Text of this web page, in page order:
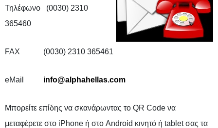
Τηλέφωνο (0030) 2310
365460
FAX (0030) 2310 365461
eMail info@alphahellas.com
Μπορείτε επίδης να σκανάρωντας το QR Code να
μεταφέρετε στο iPhone ή στο Android κινητό ή tablet σας τα